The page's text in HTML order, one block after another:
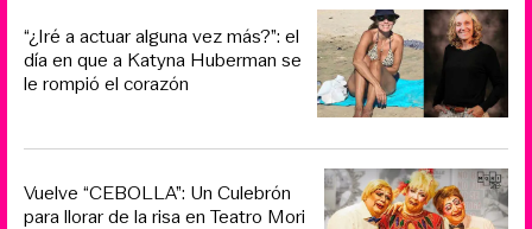
“¿Iré a actuar alguna vez más?”: el
día en que a Katyna Huberman se
le rompió el corazón
Vuelve “CEBOLLA”: Un Culebrón
para llorar de la risa en Teatro Mori